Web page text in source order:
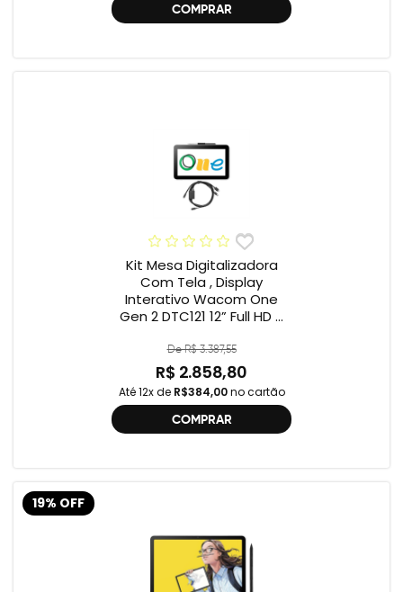
COMPRAR
Kit Mesa Digitalizadora
Com Tela , Display
Interativo Wacom One
Gen 2 DTC121 12” Full HD +
geração , DTC121 ,
DTH134W,
De R$ 3.387,55
R$ 2.858,80
Até 12x de R$384,00no cartão
COMPRAR
19% OFF